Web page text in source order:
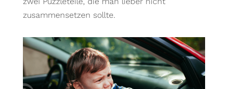
zusammensetzen sollte.